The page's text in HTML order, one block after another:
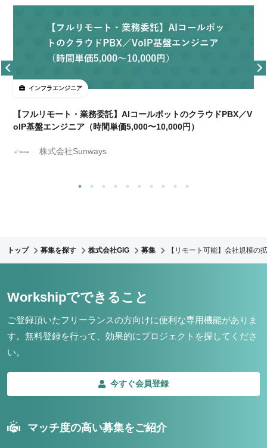
インフラエンジニア
【フルリモート・業務委託】AIコールボットのクラウドPBX／V
oIP基盤エンジニア（時間単価5,000〜10,000円）
株式会社Sunways
トップ 募集を探す 株式会社GIG 募集 【リモート可能】会社規模の
Workshipでできること
ご登録頂いたフリーランスの方向けに便利な専用機能がありま
す。 無料登録を行って、効果的にプロジェクトを探してくださ
い。
今すぐ会員登録
マッチ度の高い募集をご紹介